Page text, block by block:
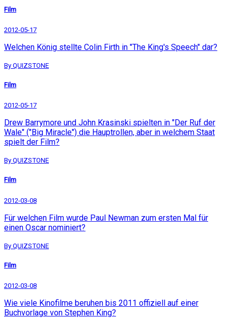
Film
2012-05-17
Welchen König stellte Colin Firth in "The King's Speech" dar?
By QUIZSTONE
Film
2012-05-17
Drew Barrymore und John Krasinski spielten in "Der Ruf der
Wale" ("Big Miracle") die Hauptrollen, aber in welchem Staat
spielt der Film?
By QUIZSTONE
Film
2012-03-08
Für welchen Film wurde Paul Newman zum ersten Mal für
einen Oscar nominiert?
By QUIZSTONE
Film
2012-03-08
Wie viele Kinofilme beruhen bis 2011 offiziell auf einer
Buchvorlage von Stephen King?